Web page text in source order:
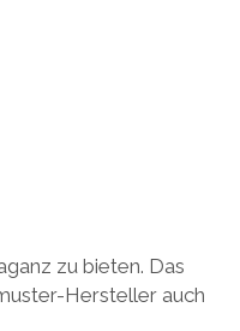
zu bieten. Das
Hersteller auch